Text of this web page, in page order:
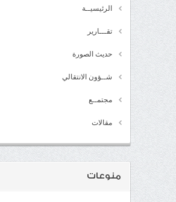
الرئيسيــة
تقـــارير
حديث الصورة
شــؤون الانتقالي
مجتمــع
مقالات
منوعات